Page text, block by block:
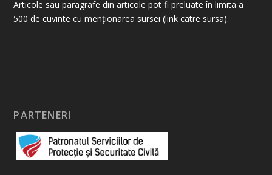
Articole sau paragrafe din articole pot fi preluate în limita a
500 de cuvinte cu menționarea sursei (link catre sursa).
PARTENERI